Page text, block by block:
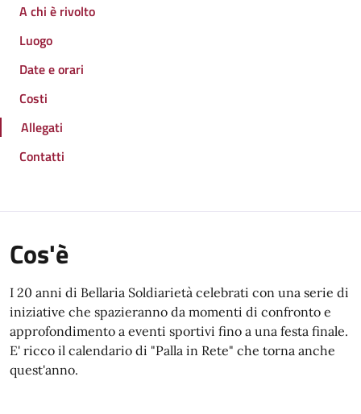
A chi è rivolto
Luogo
Date e orari
Costi
Allegati
Contatti
Cos'è
I 20 anni di Bellaria Soldiarietà celebrati con una serie di
iniziative che spazieranno da momenti di confronto e
approfondimento a eventi sportivi fino a una festa finale.
E' ricco il calendario di "Palla in Rete" che torna anche
quest'anno.